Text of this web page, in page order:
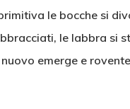
le bocche si
le labbra si
emerge e